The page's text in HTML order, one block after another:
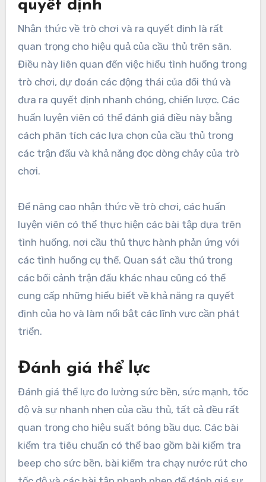
quyết định
Nhận thức về trò chơi và ra quyết định là rất
quan trọng cho hiệu quả của cầu thủ trên sân.
Điều này liên quan đến việc hiểu tình huống trong
trò chơi, dự đoán các động thái của đối thủ và
đưa ra quyết định nhanh chóng, chiến lược. Các
huấn luyện viên có thể đánh giá điều này bằng
cách phân tích các lựa chọn của cầu thủ trong
các trận đấu và khả năng đọc dòng chảy của trò
chơi.
Để nâng cao nhận thức về trò chơi, các huấn
luyện viên có thể thực hiện các bài tập dựa trên
tình huống, nơi cầu thủ thực hành phản ứng với
các tình huống cụ thể. Quan sát cầu thủ trong
các bối cảnh trận đấu khác nhau cũng có thể
cung cấp những hiểu biết về khả năng ra quyết
định của họ và làm nổi bật các lĩnh vực cần phát
triển.
Đánh giá thể lực
Đánh giá thể lực đo lường sức bền, sức mạnh, tốc
độ và sự nhanh nhẹn của cầu thủ, tất cả đều rất
quan trọng cho hiệu suất bóng bầu dục. Các bài
kiểm tra tiêu chuẩn có thể bao gồm bài kiểm tra
beep cho sức bền, bài kiểm tra chạy nước rút cho